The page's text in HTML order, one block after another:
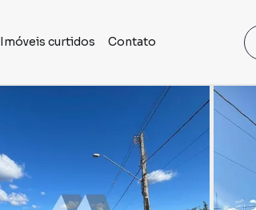
Imóveis curtidos Contato